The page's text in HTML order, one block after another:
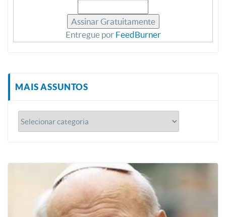
Entregue porFeedBurner
MAIS ASSUNTOS